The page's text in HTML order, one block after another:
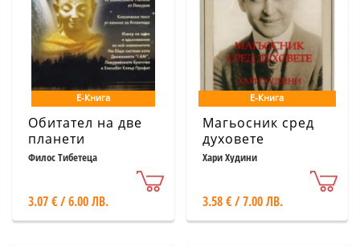
Е-Книга
Обитател на две
планети
Филос Тибетеца
3.07 € / 6.00 ЛВ.
Е-Книга
Магьосник сред
духовете
Хари Худини
3.58 € / 7.00 ЛВ.